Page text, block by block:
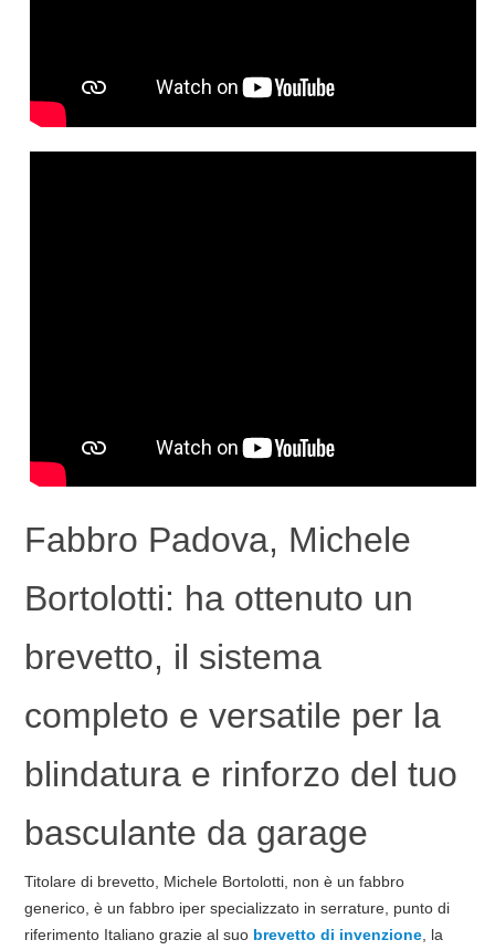
Fabbro Padova, Michele
Bortolotti: ha ottenuto un
brevetto, il sistema
completo e versatile per la
blindatura e rinforzo del tuo
basculante da garage
Titolare di brevetto, Michele Bortolotti, non è un fabbro
generico, è un fabbro iper specializzato in serrature, punto di
riferimento Italiano grazie al suo brevetto di invenzione, la